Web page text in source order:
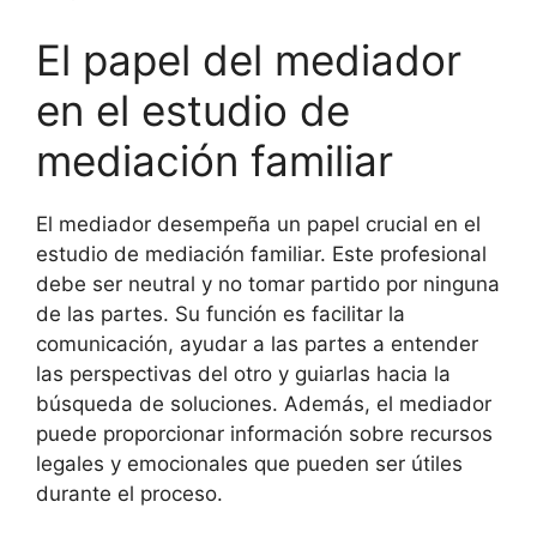
El papel del mediador
en el estudio de
mediación familiar
El mediador desempeña un papel crucial en el
estudio de mediación familiar. Este profesional
debe ser neutral y no tomar partido por ninguna
de las partes. Su función es facilitar la
comunicación, ayudar a las partes a entender
las perspectivas del otro y guiarlas hacia la
búsqueda de soluciones. Además, el mediador
puede proporcionar información sobre recursos
legales y emocionales que pueden ser útiles
durante el proceso.